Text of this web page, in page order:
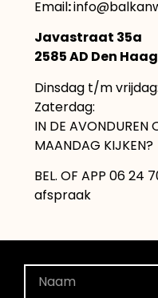
Email:
Javastraat 35a
2585 AD Den Haag
Dinsdag t/m vrijdag:
Zaterdag:
IN DE AVONDUREN
MAANDAG KIJKEN?
BEL. OF APP 06 24
afspraak